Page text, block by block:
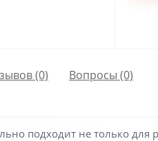
(0) Вопросы (0)
подходит не только